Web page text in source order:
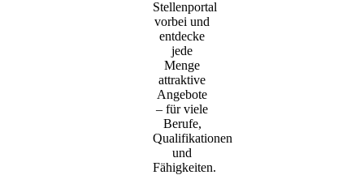
Stellenportal
vorbei und
entdecke
jede
Menge
attraktive
Angebote
– für viele
Berufe,
Qualifikationen
und
Fähigkeiten.